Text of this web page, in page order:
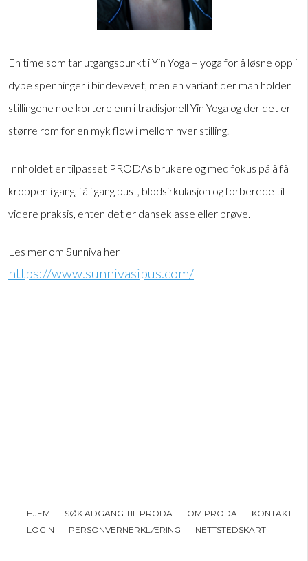
En time som tar utgangspunkt i Yin Yoga – yoga for å løsne opp i
dype spenninger i bindevevet, men en variant der man holder
stillingene noe kortere enn i tradisjonell Yin Yoga og der det er
større rom for en myk flow i mellom hver stilling.
Innholdet er tilpasset PRODAs brukere og med fokus på å få
kroppen i gang, få i gang pust, blodsirkulasjon og forberede til
videre praksis, enten det er danseklasse eller prøve.
Les mer om Sunniva her
https://www.sunnivasipus.com/
HJEM SØK ADGANG TIL PRODA OM PRODA
KONTAKT
LOGIN
PERSONVERNERKLÆRING NETTSTEDSKART